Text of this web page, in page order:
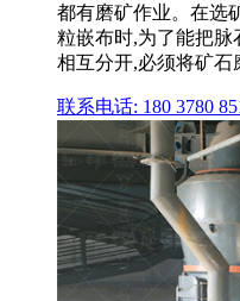
都有磨矿作业。在选
粒嵌布时,为了能把脉
相互分开,必须将矿石
联系电话: 180 3780